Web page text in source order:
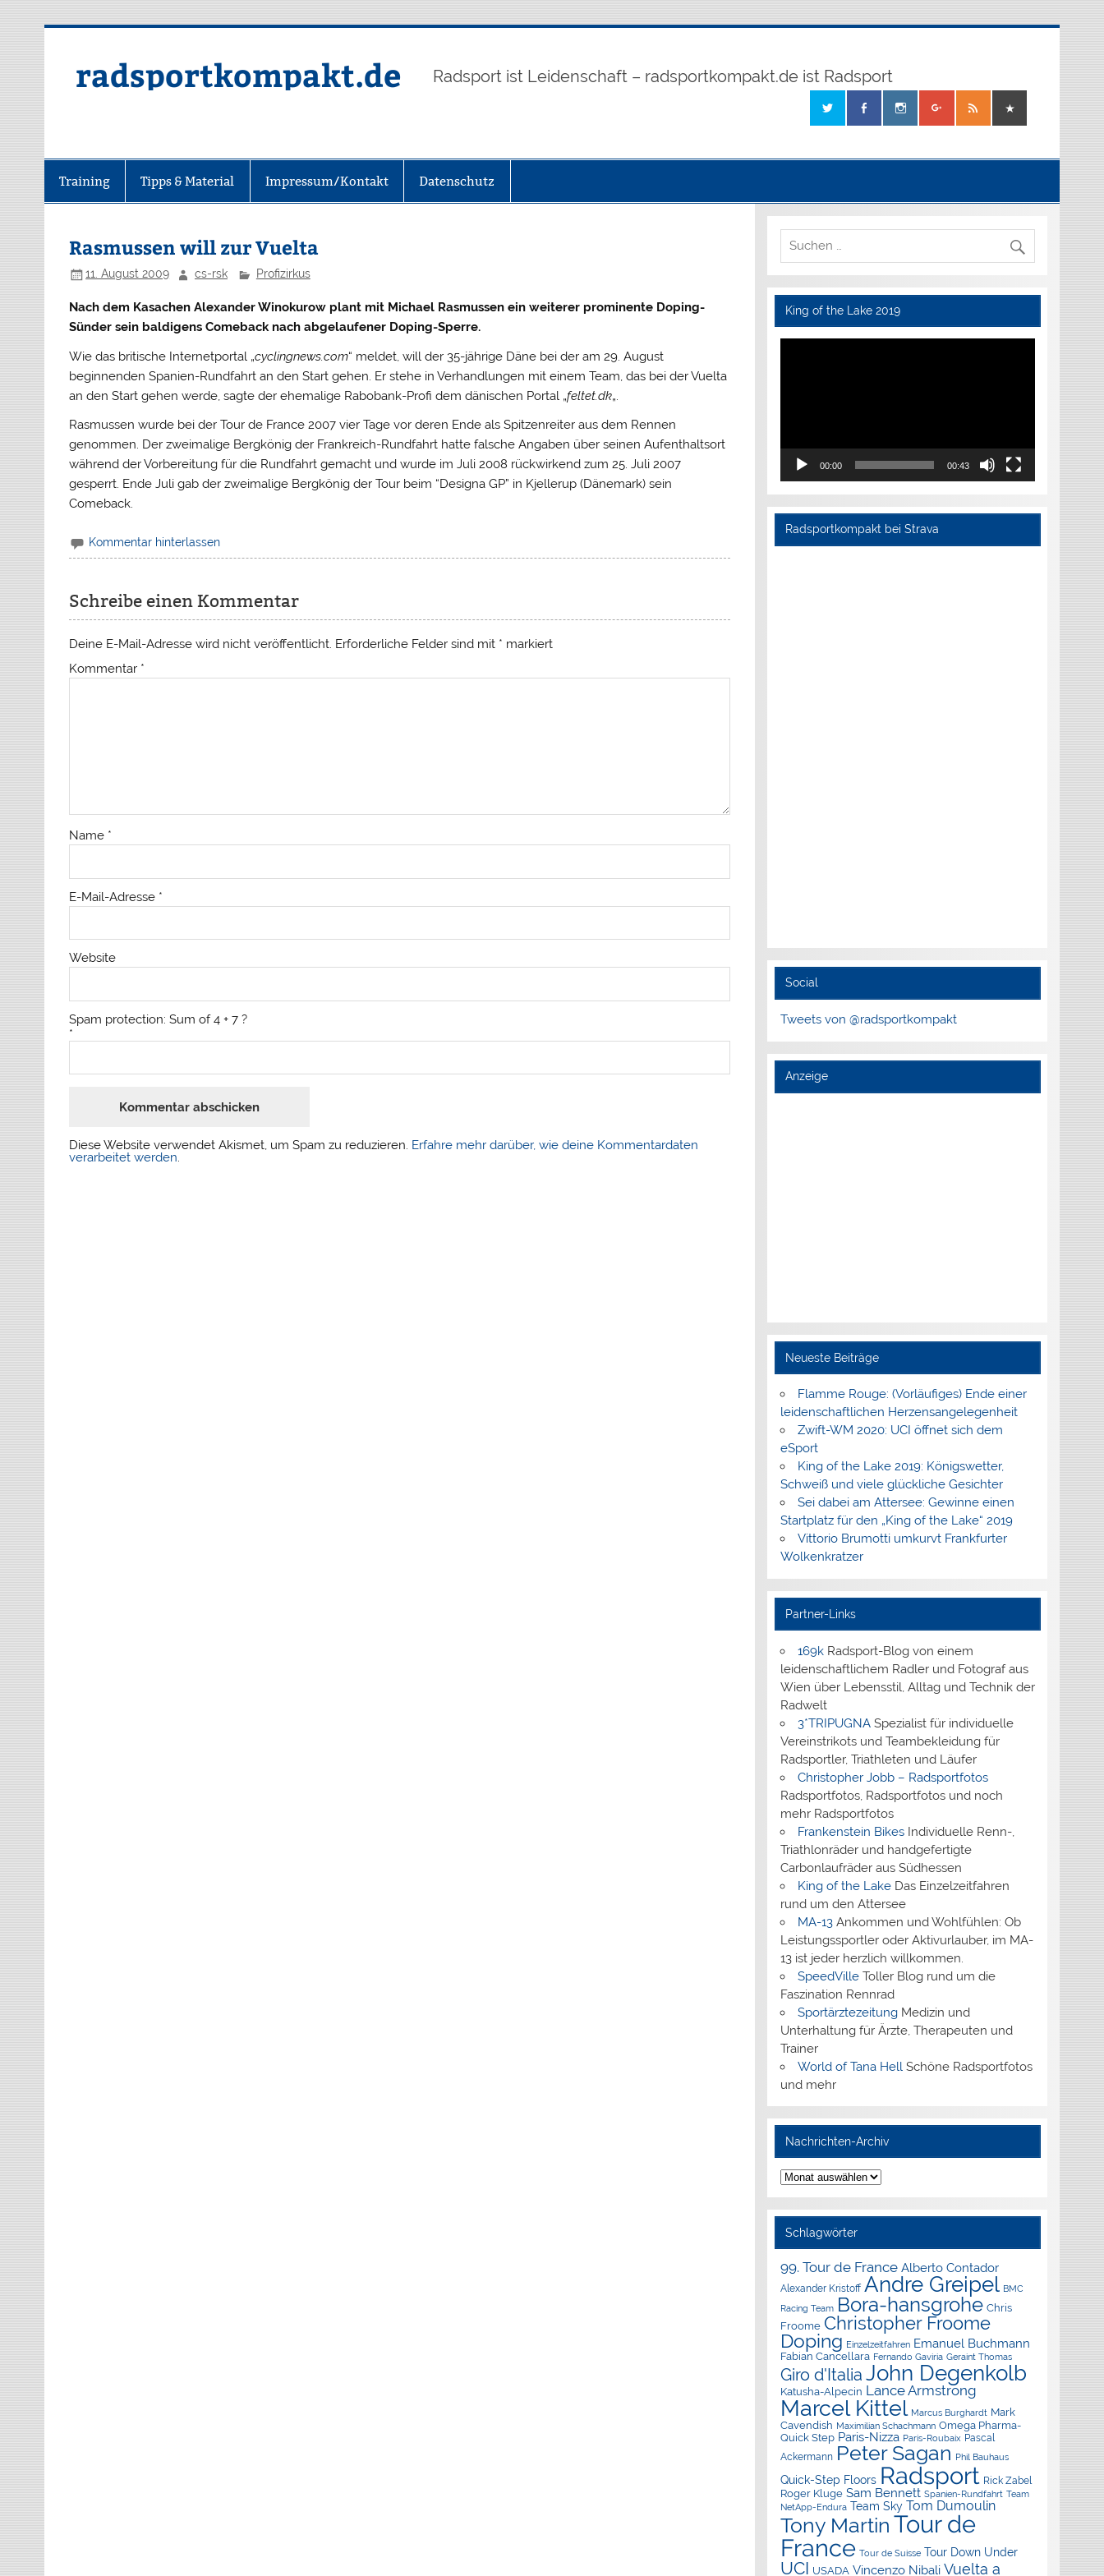
radsportkompakt.de Radsport ist Leidenschaft – radsportkompakt.de ist Radsport
Training Tipps & Material Impressum/Kontakt Datenschutz
Rasmussen will zur Vuelta
11. August 2009 cs-rsk Profizirkus
Nach dem Kasachen Alexander Winokurow plant mit Michael Rasmussen ein weiterer prominente Doping-
Sünder sein baldigens Comeback nach abgelaufener Doping-Sperre.
Wie das britische Internetportal „cyclingnews.com“ meldet, will der 35-jährige Däne bei der am 29. August
beginnenden Spanien-Rundfahrt an den Start gehen. Er stehe in Verhandlungen mit einem Team, das bei der Vuelta
an den Start gehen werde, sagte der ehemalige Rabobank-Profi dem dänischen Portal „feltet.dk„.
Rasmussen wurde bei der Tour de France 2007 vier Tage vor deren Ende als Spitzenreiter aus dem Rennen
genommen. Der zweimalige Bergkönig der Frankreich-Rundfahrt hatte falsche Angaben über seinen Aufenthaltsort
während der Vorbereitung für die Rundfahrt gemacht und wurde im Juli 2008 rückwirkend zum 25. Juli 2007
gesperrt. Ende Juli gab der zweimalige Bergkönig der Tour beim “Designa GP” in Kjellerup (Dänemark) sein
Comeback.
Kommentar hinterlassen
Schreibe einen Kommentar
Deine E-Mail-Adresse wird nicht veröffentlicht. Erforderliche Felder sind mit * markiert
Kommentar *
Name *
E-Mail-Adresse *
Website
Spam protection: Sum of 4 + 7 ?
*
Diese Website verwendet Akismet, um Spam zu reduzieren. Erfahre mehr darüber, wie deine Kommentardaten
verarbeitet werden.
King of the Lake 2019
Video-
00:00 00:43
Radsportkompakt bei Strava
Social
Tweets von @radsportkompakt
Anzeige
Neueste Beiträge
Flamme Rouge: (Vorläufiges) Ende einer
leidenschaftlichen Herzensangelegenheit
Zwift-WM 2020: UCI öffnet sich dem
eSport
King of the Lake 2019: Königswetter,
Schweiß und viele glückliche Gesichter
Sei dabei am Attersee: Gewinne einen
Startplatz für den „King of the Lake“ 2019
Vittorio Brumotti umkurvt Frankfurter
Wolkenkratzer
Partner-Links
169kRadsport-Blog von einem
leidenschaftlichem Radler und Fotograf aus
Wien über Lebensstil, Alltag und Technik der
Radwelt
3*TRIPUGNASpezialist für individuelle
Vereinstrikots und Teambekleidung für
Radsportler, Triathleten und Läufer
Christopher Jobb – Radsportfotos
Radsportfotos, Radsportfotos und noch
mehr Radsportfotos
Frankenstein BikesIndividuelle Renn-,
Triathlonräder und handgefertigte
Carbonlaufräder aus Südhessen
King of the LakeDas Einzelzeitfahren
rund um den Attersee
MA-13Ankommen und Wohlfühlen: Ob
Leistungssportler oder Aktivurlauber, im MA-
13 ist jeder herzlich willkommen.
SpeedVilleToller Blog rund um die
Faszination Rennrad
SportärztezeitungMedizin und
Unterhaltung für Ärzte, Therapeuten und
Trainer
World of Tana Hell Schöne Radsportfotos
und mehr
Nachrichten-Archiv
Nachrichten-
Archiv
Schlagwörter
99. Tour de France Alberto Contador
Alexander Kristoff Andre Greipel BMC
Racing Team Bora-hansgrohe Chris
Froome Christopher Froome
Doping Einzelzeitfahren Emanuel Buchmann
Fabian Cancellara Fernando Gaviria Geraint Thomas
Giro d'Italia John Degenkolb
Katusha-Alpecin Lance Armstrong
Marcel Kittel Marcus Burghardt Mark
Cavendish Maximilian Schachmann Omega Pharma-
Quick Step Paris-Nizza Paris-Roubaix Pascal
Ackermann Peter Sagan Phil Bauhaus
Quick-Step Floors Radsport Rick Zabel
Roger Kluge Sam Bennett Spanien-Rundfahrt Team
NetApp-Endura Team Sky Tom Dumoulin
Tony Martin Tour de
France Tour de Suisse Tour Down Under
UCI USADA Vincenzo Nibali Vuelta a